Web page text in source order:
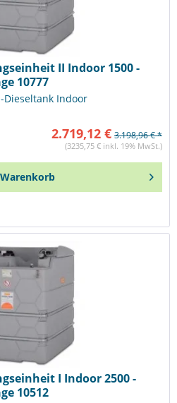
II Indoor 1500 -
10777
Dieseltank Indoor
2.719,12 € 3.198,96 € *
(3235,75 € inkl. 19% MwSt.)
Warenkorb
I Indoor 2500 -
10512